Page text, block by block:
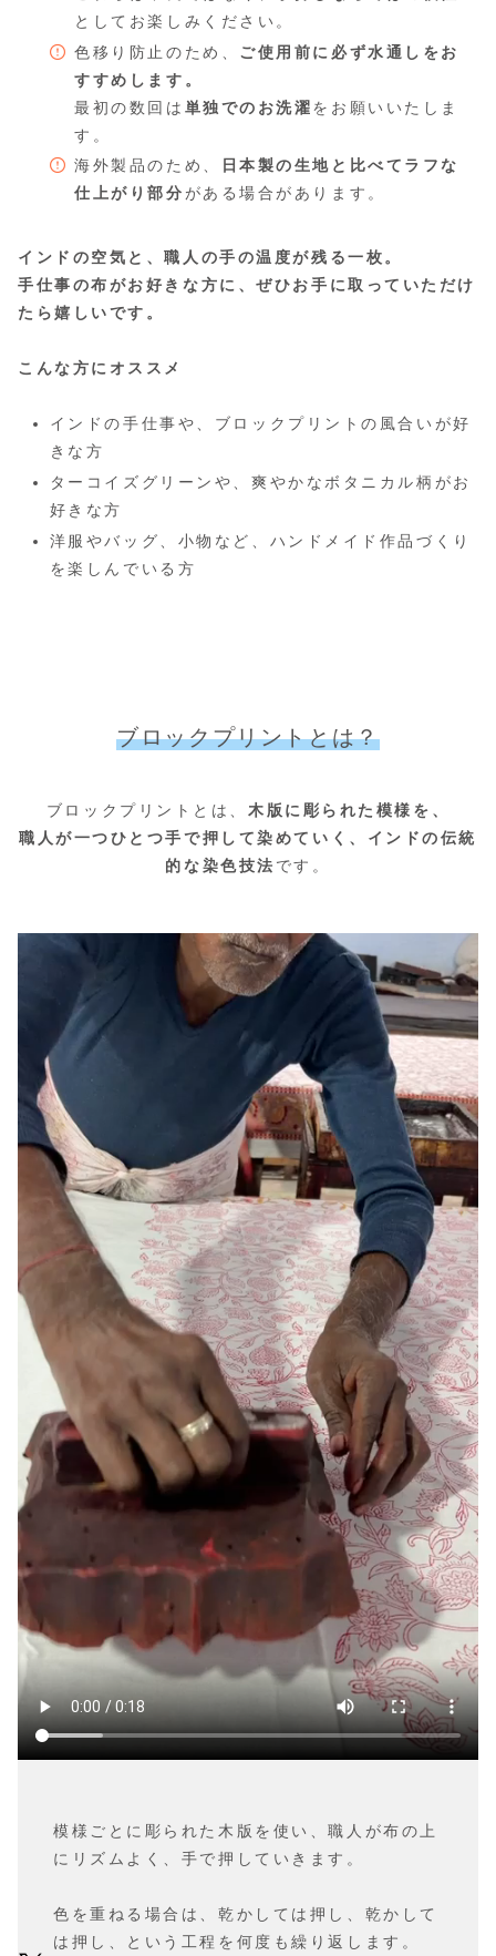
としてお楽しみください。
色移り防止のため、 ご使用前に必ず水通しをお
すすめします。
最初の数回は 単独でのお洗濯をお願いいたしま
す。
海外製品のため、
日本製の生地と比べてラフな
仕上がり部分 がある場合があります。
インドの空気と、職人の手の温度が残る一枚。
手仕事の布がお好きな方に、ぜひお手に取っていただけ
たら嬉しいです。
こんな方にオススメ
インドの手仕事や、ブロックプリントの風合いが好
きな方
ターコイズグリーンや、爽やかなボタニカル柄がお
好きな方
洋服やバッグ、小物など、ハンドメイド作品づくり
を楽しんでいる方
ブロックプリントとは？
ブロックプリントとは、 木版に彫られた模様を、
職人が一つひとつ手で押して染めていく、 インドの伝統
的な染色技法 です。
模様ごとに彫られた木版を使い、職人が布の上
にリズムよく、手で押していきます。
色を重ねる場合は、乾かしては押し、乾かして
は押し、という工程を何度も繰り返します。